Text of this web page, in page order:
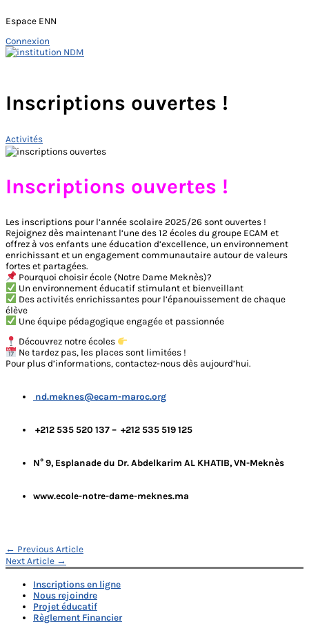
Espace ENN
Connexion
Skip
Inscriptions ouvertes !
Activités
Inscriptions ouvertes !
Les inscriptions pour l’année scolaire 2025/26 sont ouvertes !
Rejoignez dès maintenant l’une des 12 écoles du groupe ECAM et
offrez à vos enfants une éducation d’excellence, un environnement
enrichissant et un engagement communautaire autour de valeurs
fortes et partagées.
Pourquoi choisir école (Notre Dame Meknès)?
Un environnement éducatif stimulant et bienveillant
Des activités enrichissantes pour l’épanouissement de chaque
élève
Une équipe pédagogique engagée et passionnée
Découvrez notre écoles
Ne tardez pas, les places sont limitées !
Pour plus d’informations, contactez-nous dès aujourd’hui.
nd.meknes@ecam-maroc.org
+212 535 520 137 – +212 535 519 125
N° 9, Esplanade du Dr. Abdelkarim AL KHATIB, VN-Meknès
www.ecole-notre-dame-meknes.ma
Navigation
de
l’article
← Previous Article
Next Article →
Inscriptions en ligne
Nous rejoindre
Projet éducatif
Règlement Financier